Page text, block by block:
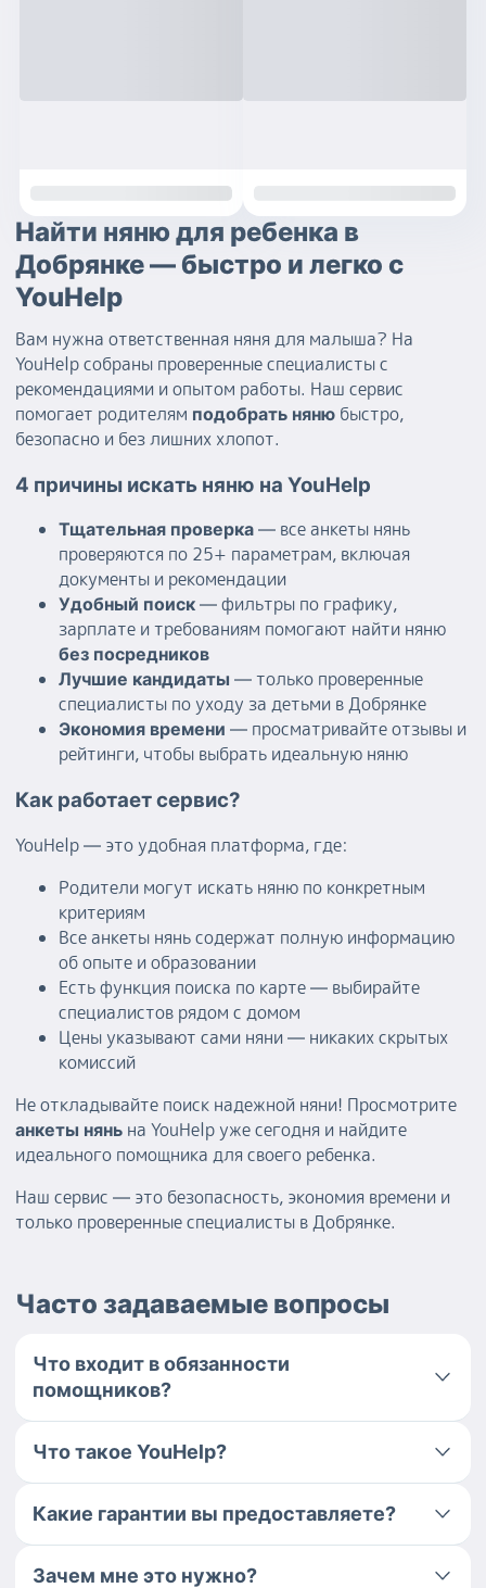
Найти няню для ребенка в
Добрянке — быстро и легко с
YouHelp
Вам нужна ответственная няня для малыша? На
YouHelp собраны проверенные специалисты с
рекомендациями и опытом работы. Наш сервис
помогает родителям подобрать няню быстро,
безопасно и без лишних хлопот.
4 причины искать няню на YouHelp
Тщательная проверка — все анкеты нянь
проверяются по 25+ параметрам, включая
документы и рекомендации
Удобный поиск — фильтры по графику,
зарплате и требованиям помогают найти няню
без посредников
Лучшие кандидаты — только проверенные
специалисты по уходу за детьми в Добрянке
Экономия времени — просматривайте отзывы и
рейтинги, чтобы выбрать идеальную няню
Как работает сервис?
YouHelp — это удобная платформа, где:
Родители могут искать няню по конкретным
критериям
Все анкеты нянь содержат полную информацию
об опыте и образовании
Есть функция поиска по карте — выбирайте
специалистов рядом с домом
Цены указывают сами няни — никаких скрытых
комиссий
Не откладывайте поиск надежной няни! Просмотрите
анкеты нянь на YouHelp уже сегодня и найдите
идеального помощника для своего ребенка.
Наш сервис — это безопасность, экономия времени и
только проверенные специалисты в Добрянке.
Часто задаваемые вопросы
Что входит в обязанности
помощников?
Что такое YouHelp?
Какие гарантии вы предоставляете?
Зачем мне это нужно?